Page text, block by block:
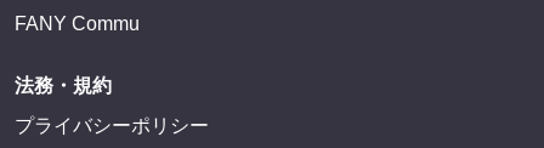
FANY Commu
法務・規約
プライバシーポリシー